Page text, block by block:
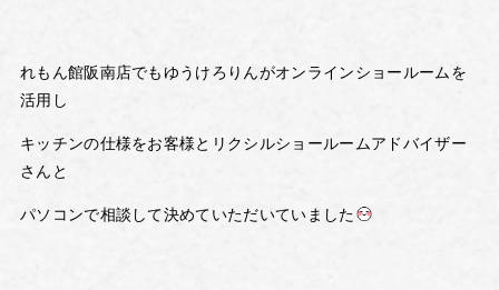
れもん館阪南店でもゆうけろりんがオンラインショールームを
活用し
キッチンの仕様をお客様とリクシルショールームアドバイザー
さんと
パソコンで相談して決めていただいていました